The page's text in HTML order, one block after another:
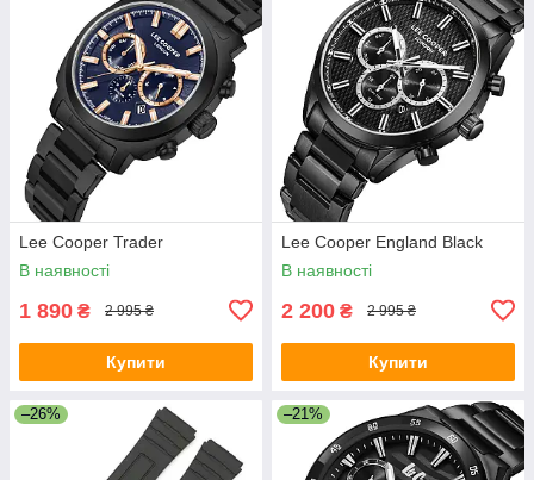
Lee Cooper Trader
В наявності
1 890 ₴ 2 995 ₴
Купити
Lee Cooper England Black
В наявності
2 200 ₴ 2 995 ₴
Купити
–26% –21%